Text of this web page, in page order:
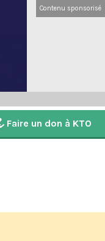
Contenu sponsorisé
Faire un don à KTO